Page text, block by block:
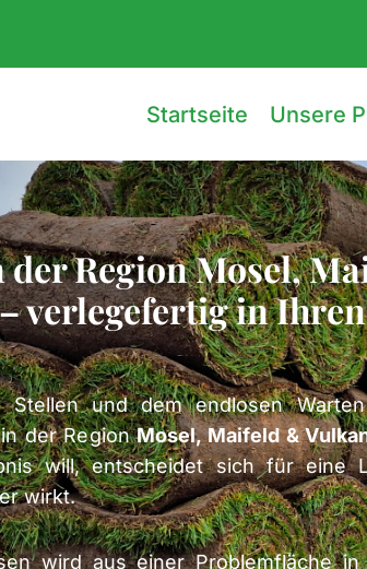
Startseite Unsere
Region Mosel,
verlegefertig in Ihren
Stellen und dem endlosen
der RegionMosel, Maifeld &
will, entscheidet sich für eine
wirkt.
wird aus einer Problemfläche in